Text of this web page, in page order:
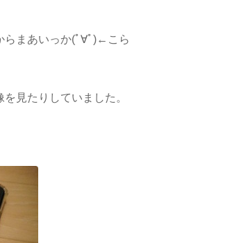
らまあいっか(ﾟ∀ﾟ)←こら
見たりしていました。